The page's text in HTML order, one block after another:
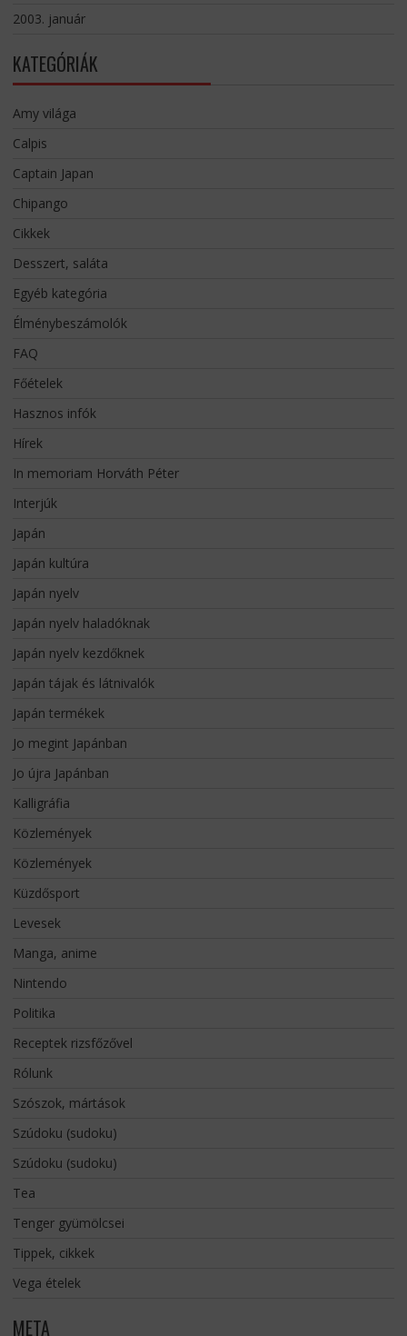
2003. január
KATEGÓRIÁK
Amy világa
Calpis
Captain Japan
Chipango
Cikkek
Desszert, saláta
Egyéb kategória
Élménybeszámolók
FAQ
Főételek
Hasznos infók
Hírek
In memoriam Horváth Péter
Interjúk
Japán
Japán kultúra
Japán nyelv
Japán nyelv haladóknak
Japán nyelv kezdőknek
Japán tájak és látnivalók
Japán termékek
Jo megint Japánban
Jo újra Japánban
Kalligráfia
Közlemények
Közlemények
Küzdősport
Levesek
Manga, anime
Nintendo
Politika
Receptek rizsfőzővel
Rólunk
Szószok, mártások
Szúdoku (sudoku)
Szúdoku (sudoku)
Tea
Tenger gyümölcsei
Tippek, cikkek
Vega ételek
META